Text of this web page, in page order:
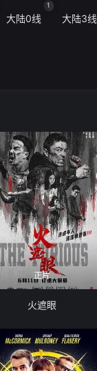
大陆0线
1
大陆3线
正片
火遮眼